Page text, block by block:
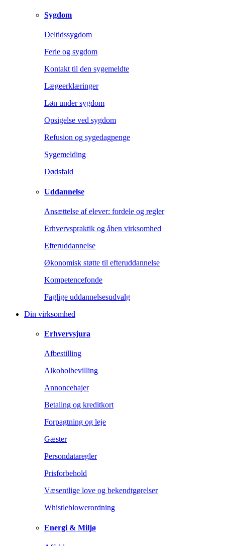
Sygdom
Deltidssygdom
Ferie og sygdom
Kontakt til den sygemeldte
Lægeerklæringer
Løn under sygdom
Opsigelse ved sygdom
Refusion og sygedagpenge
Sygemelding
Dødsfald
Uddannelse
Ansættelse af elever: fordele og regler
Erhvervspraktik og åben virksomhed
Efteruddannelse
Økonomisk støtte til efteruddannelse
Kompetencefonde
Faglige uddannelsesudvalg
Din virksomhed
Erhvervsjura
Afbestilling
Alkoholbevilling
Annoncehajer
Betaling og kreditkort
Forpagtning og leje
Gæster
Persondataregler
Prisforbehold
Væsentlige love og bekendtgørelser
Whistleblowerordning
Energi & Miljø